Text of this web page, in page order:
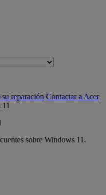
su reparación Contactar a Acer
sobre Windows 11.